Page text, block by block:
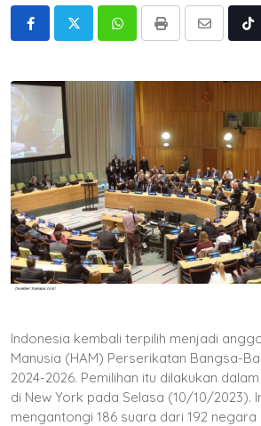
WhatsappPrint
Share
Indonesia kembali terpilih menjadi
Manusia (HAM) Perserikatan Bangsa-
2024-2026. Pemilihan itu dilakukan
di New York pada Selasa (10/10/2023).
mengantongi 186 suara dari 192